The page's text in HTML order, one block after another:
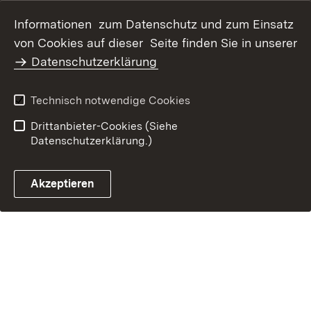
Barrierefreiheit
Benutzungshinweise
Impressum
Informationen zum Datenschutz und zum Einsatz
von Cookies auf dieser Seite finden Sie in unserer
Datenschutzerklärung
Technisch notwendige Cookies
Drittanbieter-Cookies (Siehe
Datenschutzerklärung.)
Akzeptieren